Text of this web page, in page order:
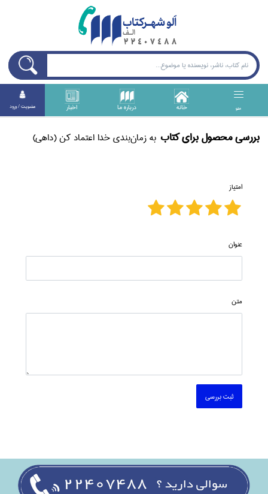
منو خانه درباره ما اخبار عضويت / ورود
بررسی محصول برای كتاب به زمان‌بندي خدا اعتماد كن (داهي)
امتیاز
عنوان
متن
ثبت بررسی